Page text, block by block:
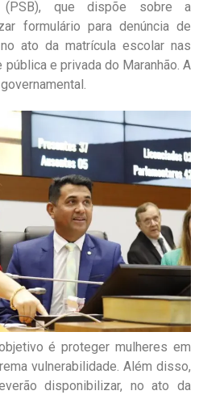
(PSB), que dispõe sobre a
formulário para denúncia de
ato da matrícula escolar nas
e privada do Maranhão. A
é proteger mulheres em
vulnerabilidade. Além disso,
disponibilizar, no ato da